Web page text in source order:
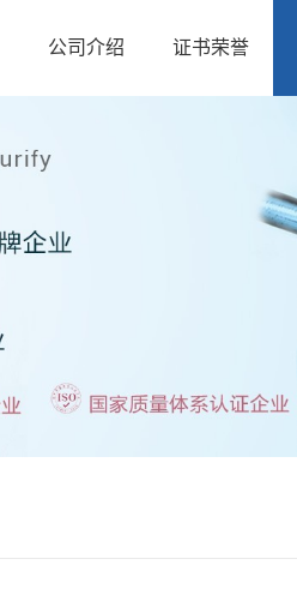
公司介绍 证书荣誉